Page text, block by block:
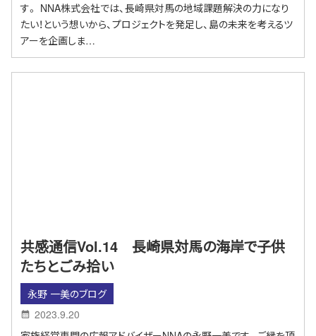
す。 NNA株式会社では、長崎県対馬の地域課題解決の力になり
たい！という想いから、プロジェクトを発足し、島の未来を考えるツ
アーを企画しま…
共感通信Vol.14 長崎県対馬の海岸で子供
たちとごみ拾い
永野 一美のブログ
2023.9.20